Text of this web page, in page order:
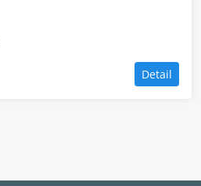
Detail